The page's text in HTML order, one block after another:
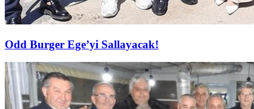
Odd Burger Ege’yi Sallayacak!